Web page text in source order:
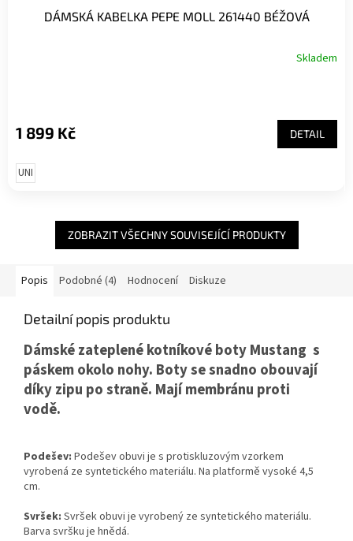
DÁMSKÁ KABELKA PEPE MOLL 261440 BÉŽOVÁ
Skladem
1 899 Kč DETAIL
UNI
ZOBRAZIT VŠECHNY SOUVISEJÍCÍ PRODUKTY
Popis Podobné (4) Hodnocení Diskuze
Detailní popis produktu
Dámské zateplené kotníkové boty Mustang s
páskem okolo nohy. Boty se snadno obouvají
díky zipu po straně. Mají membránu proti
vodě.
Podešev: Podešev obuvi je s protiskluzovým vzorkem
vyrobená ze syntetického materiálu. Na platformě vysoké 4,5
cm.
Svršek: Svršek obuvi je vyrobený ze syntetického materiálu.
Barva svršku je hnědá.